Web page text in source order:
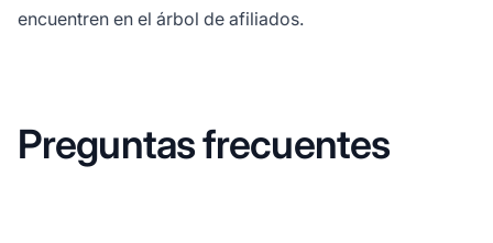
encuentren en el árbol de afiliados.
Preguntas frecuentes